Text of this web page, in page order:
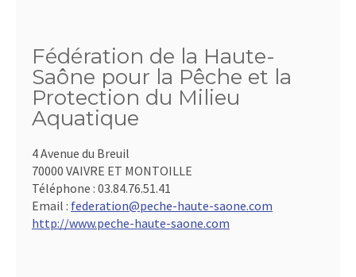
Fédération de la Haute-
Saône pour la Pêche et la
Protection du Milieu
Aquatique
4 Avenue du Breuil
70000 VAIVRE ET MONTOILLE
Téléphone : 03.84.76.51.41
Email : federation@peche-haute-saone.com
http://www.peche-haute-saone.com